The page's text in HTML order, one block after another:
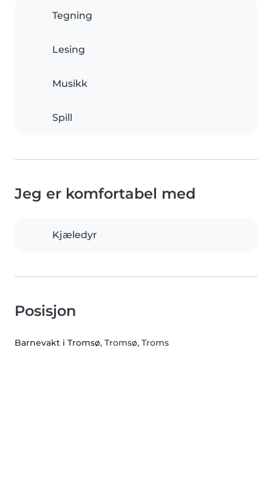
Tegning
Lesing
Musikk
Spill
Jeg er komfortabel med
Kjæledyr
Posisjon
Barnevakt i Tromsø, Tromsø, Troms